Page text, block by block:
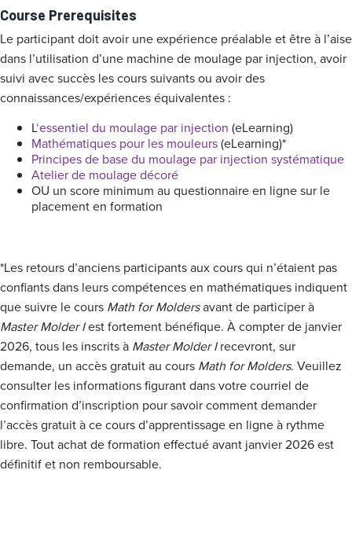
Course Prerequisites
Le participant doit avoir une expérience préalable et être à l’aise
dans l’utilisation d’une machine de moulage par injection, avoir
suivi avec succès les cours suivants ou avoir des
connaissances/expériences équivalentes :
L‘essentiel du moulage par injection (eLearning)
Mathématiques pour les mouleurs(eLearning)*
Principes de base du moulage par injection systématique
Atelier de moulage décoré
OU un score minimum au questionnaire en ligne sur le
placement en formation
*Les retours d’anciens participants aux cours qui n’étaient pas
confiants dans leurs compétences en mathématiques indiquent
que suivre le cours Math for Moldersavant de participer à
Master Molder Iest fortement bénéfique. À compter de janvier
2026, tous les inscrits à Master Molder Irecevront, sur
demande, un accès gratuit au cours Math for Molders. Veuillez
consulter les informations figurant dans votre courriel de
confirmation d’inscription pour savoir comment demander
l’accès gratuit à ce cours d’apprentissage en ligne à rythme
libre. Tout achat de formation effectué avant janvier 2026 est
définitif et non remboursable.